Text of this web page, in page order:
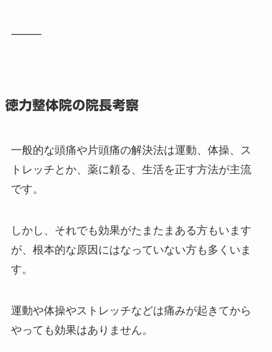
⸻
徳力整体院の院長考察
一般的な頭痛や片頭痛の解決法は運動、体操、ス
トレッチとか、薬に頼る、生活を正す方法が主流
です。
しかし、それでも効果がたまたまある方もいます
が、根本的な原因にはなっていない方も多くいま
す。
運動や体操やストレッチなどは痛みが起きてから
やっても効果はありません。